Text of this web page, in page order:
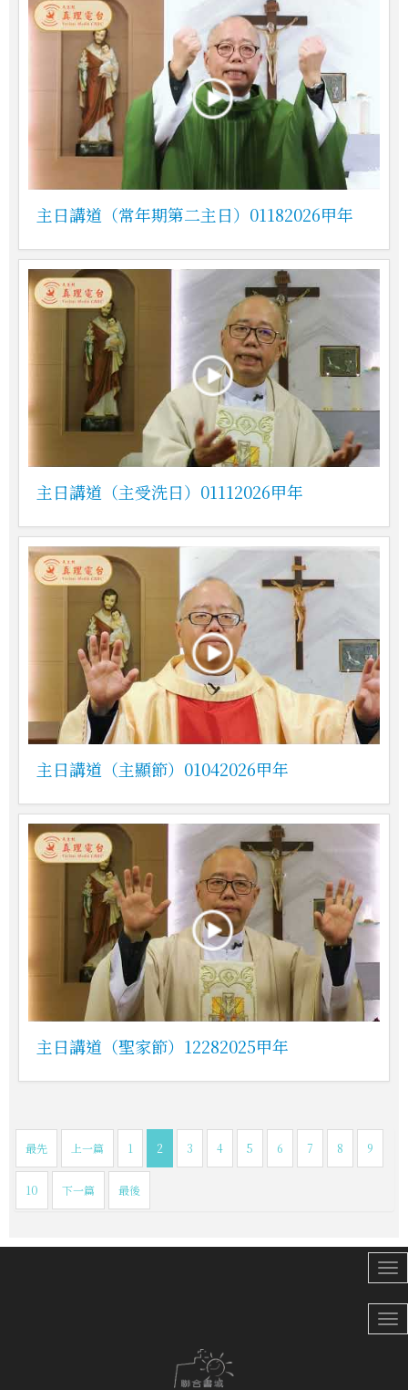
主日講道（常年期第二主日）01182026甲年
主日講道（主受洗日）01112026甲年
主日講道（主顯節）01042026甲年
主日講道（聖家節）12282025甲年
最先 上一篇 1 2 3 4 5 6 7 8 9
10 下一篇 最後